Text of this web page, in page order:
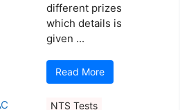
different prizes
which details is
given ...
Read More
NTS Tests